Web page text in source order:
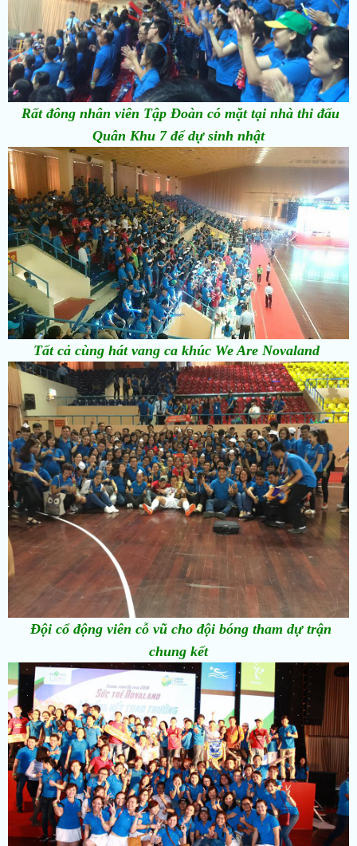
Rất đông nhân viên Tập Đoàn có mặt tại nhà thi đấu
Quân Khu 7 để dự sinh nhật
Tất cả cùng hát vang ca khúc We Are Novaland
Đội cổ động viên cỗ vũ cho đội bóng tham dự trận
chung kết